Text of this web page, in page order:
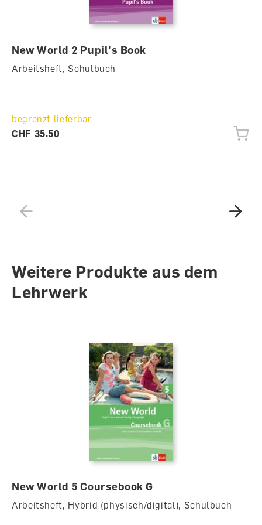
My English journal: Reflexion des eigenen Lernens
New World 2 Pupil's Book
Arbeitsheft, Schulbuch
begrenzt lieferbar
CHF 35.50
Weitere Produkte aus dem
Lehrwerk
New World 5 Coursebook G
Arbeitsheft, Hybrid (physisch/digital), Schulbuch